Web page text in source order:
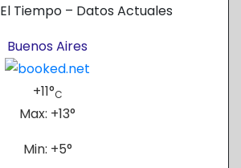
El Tiempo – Datos Actuales
Buenos Aires
+11°C
Max: +13°
Min: +5°